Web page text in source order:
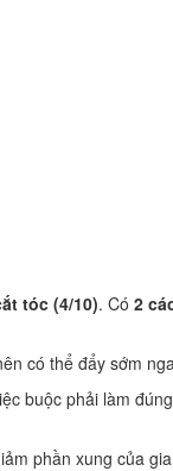
tóc (4/10). Có 2
có thể đẩy sớm
buộc phải làm
phần xung của